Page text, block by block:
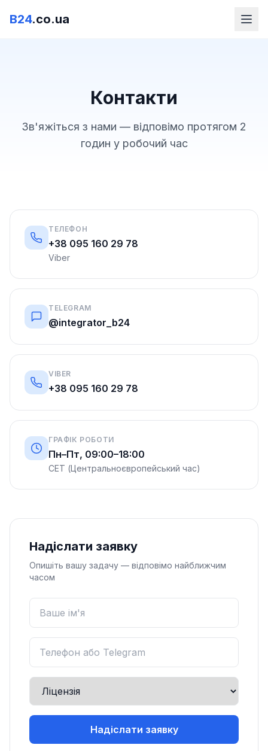
B24.co.ua
Контакти
Зв'яжіться з нами — відповімо протягом 2
годин у робочий час
ТЕЛЕФОН
+38 095 160 29 78
Viber
TELEGRAM
@integrator_b24
VIBER
+38 095 160 29 78
ГРАФІК РОБОТИ
Пн–Пт, 09:00–18:00
CET (Центральноєвропейський час)
Надіслати заявку
Опишіть вашу задачу — відповімо найближчим
часом
Надіслати заявку